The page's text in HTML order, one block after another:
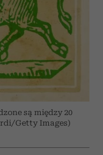
są między 20
Getty Images)